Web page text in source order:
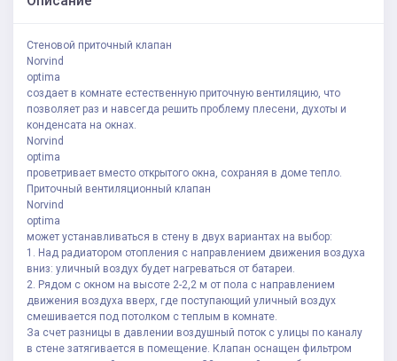
Стеновой приточный клапан
Norvind
optima
создает в комнате естественную приточную вентиляцию, что
позволяет раз и навсегда решить проблему плесени, духоты и
конденсата на окнах.
Norvind
optima
проветривает вместо открытого окна, сохраняя в доме тепло.
Приточный вентиляционный клапан
Norvind
optima
может устанавливаться в стену в двух вариантах на выбор:
1. Над радиатором отопления с направлением движения воздуха
вниз: уличный воздух будет нагреваться от батареи.
2. Рядом с окном на высоте 2-2,2 м от пола с направлением
движения воздуха вверх, где поступающий уличный воздух
смешивается под потолком с теплым в комнате.
За счет разницы в давлении воздушный поток с улицы по каналу
в стене затягивается в помещение. Клапан оснащен фильтром